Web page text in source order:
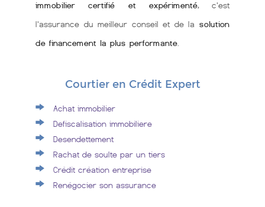
immobilier certifié et expérimenté, c'est
l'assurance du meilleur conseil et de la solution
de financement la plus performante
Courtier en Crédit Expert
Achat immobilier
Defiscalisation immobiliere
Desendettement
Rachat de soulte par un tiers
Crédit création entreprise
Renégocier son assurance